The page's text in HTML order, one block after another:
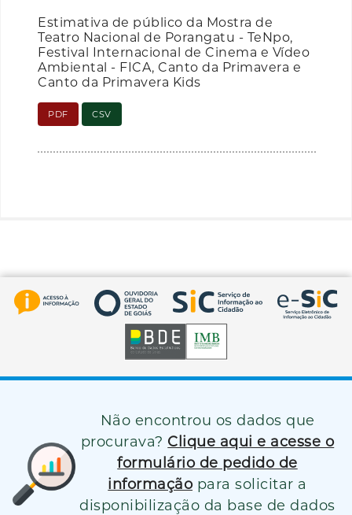
Estimativa de público da Mostra de
Teatro Nacional de Porangatu - TeNpo,
Festival Internacional de Cinema e Vídeo
Ambiental - FICA, Canto da Primavera e
Canto da Primavera Kids
PDF CSV
Não encontrou os dados que
procurava? Clique aqui e acesse o
formulário de pedido de
informação para solicitar a
disponibilização da base de dados